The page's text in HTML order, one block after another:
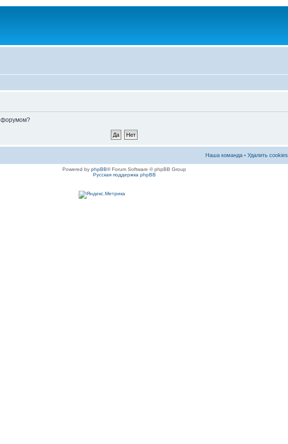
форумом?
Наша команда • Удалить
Powered by phpBB® Forum Software © phpBB Group
Русская поддержка phpBB